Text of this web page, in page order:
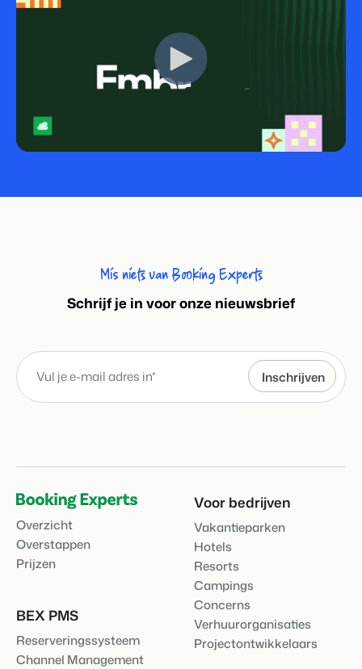
Mis niets van Booking Experts
Schrijf je in voor onze nieuwsbrief
Overzicht
Overstappen
Prijzen
BEX PMS
Reserveringssysteem
Channel Management
Voor bedrijven
Vakantieparken
Hotels
Resorts
Campings
Concerns
Verhuurorganisaties
Projectontwikkelaars